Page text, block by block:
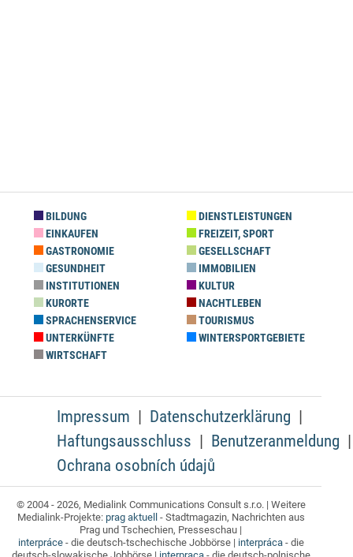
BILDUNG
DIENSTLEISTUNGEN
EINKAUFEN
FREIZEIT, SPORT
GASTRONOMIE
GESELLSCHAFT
GESUNDHEIT
IMMOBILIEN
INSTITUTIONEN
KULTUR
KURORTE
NACHTLEBEN
SPRACHENSERVICE
TOURISMUS
UNTERKÜNFTE
WINTERSPORTGEBIETE
WIRTSCHAFT
Impressum
Datenschutzerklärung
Haftungsausschluss
Benutzeranmeldung
Ochrana osobních údajů
© 2004 - 2026, Medialink Communications Consult s.r.o. | Weitere
Medialink-Projekte: prag aktuell - Stadtmagazin, Nachrichten aus
Prag und Tschechien, Presseschau |
interpráce- die deutsch-tschechische Jobbörse | interpráca- die